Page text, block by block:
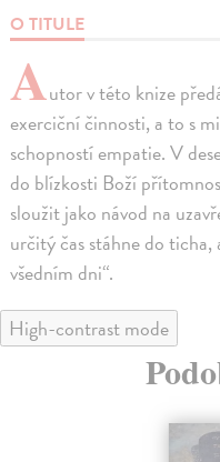
O TITULE
Autor v této knize
exerciční činnosti, a to s
schopností empatie. V
do blízkosti Boží
sloužit jako návod na
určitý čas stáhne do ticha,
všedním dni“.
High-contrast mode